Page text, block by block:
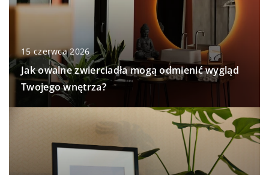
15 czerwca 2026
Jak owalne zwierciadła mogą odmienić wygląd
Twojego wnętrza?